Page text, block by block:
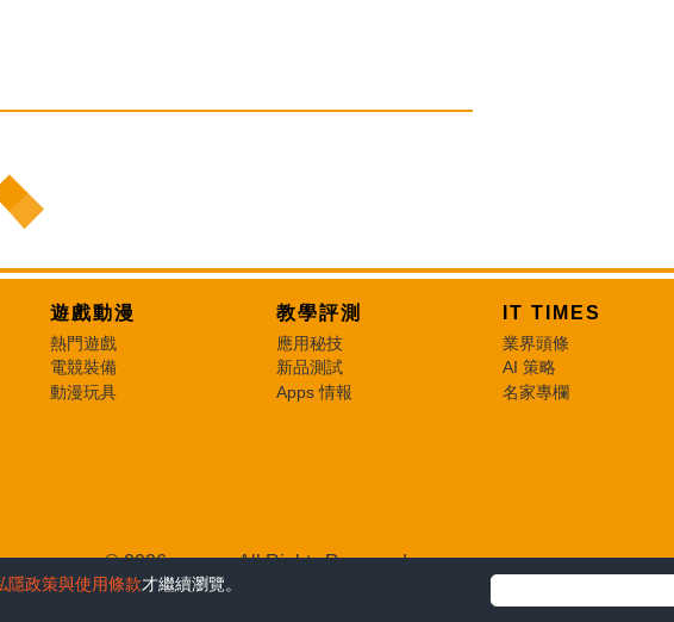
隱政策與使用條款才繼續瀏覽。
遊戲動漫
熱門遊戲
電競裝備
動漫玩具
教學評測
應用秘技
新品測試
Apps 情報
IT TIMES
業界頭條
AI 策略
名家專欄
© 2026 e-zone. All Rights Reserved.